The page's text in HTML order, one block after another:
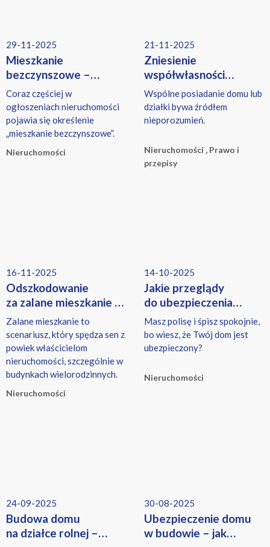
29-11-2025
Mieszkanie
bezczynszowe –
co to znaczy, jakie
ma zalety i jakie
ubezpieczenie wybrać?
Coraz częściej w
ogłoszeniach nieruchomości
pojawia się określenie
„mieszkanie bezczynszowe”.
Nieruchomości
21-11-2025
Zniesienie
współwłasności
nieruchomości
Wspólne posiadanie domu lub
działki bywa źródłem
nieporozumień.
Nieruchomości , Prawo i
przepisy
16-11-2025
Odszkodowanie
za zalane mieszkanie –
jak je uzyskać krok
po kroku?
Zalane mieszkanie to
scenariusz, który spędza sen z
powiek właścicielom
nieruchomości, szczególnie w
budynkach wielorodzinnych.
Nieruchomości
14-10-2025
Jakie przeglądy
do ubezpieczenia
domu są niezbędne?
Warto wiedzieć
Masz polisę i śpisz spokojnie,
bo wiesz, że Twój dom jest
ubezpieczony?
Nieruchomości
24-09-2025
Budowa domu
na działce rolnej –
30-08-2025
Ubezpieczenie domu
w budowie – jak